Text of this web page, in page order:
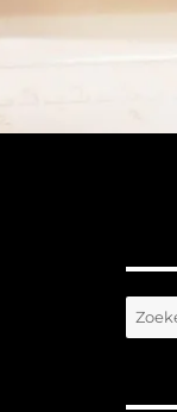
Zoeken
naar: